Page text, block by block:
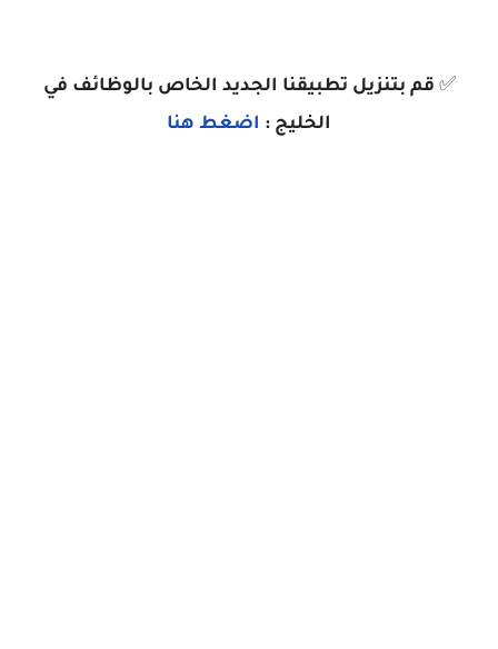
✅ قم بتنزيل تطبيقنا الجديد الخاص بالوظائف في
الخليج : اضغط هنا